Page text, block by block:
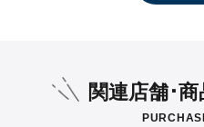
関連店舗･